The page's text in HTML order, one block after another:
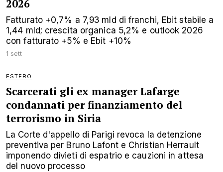
2026
Fatturato +0,7% a 7,93 mld di franchi, Ebit stabile a
1,44 mld; crescita organica 5,2% e outlook 2026
con fatturato +5% e Ebit +10%
1 sett
ESTERO
Scarcerati gli ex manager Lafarge
condannati per finanziamento del
terrorismo in Siria
La Corte d'appello di Parigi revoca la detenzione
preventiva per Bruno Lafont e Christian Herrault
imponendo divieti di espatrio e cauzioni in attesa
del nuovo processo